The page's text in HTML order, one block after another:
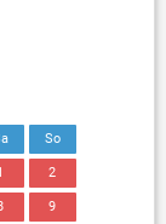
So
2
9